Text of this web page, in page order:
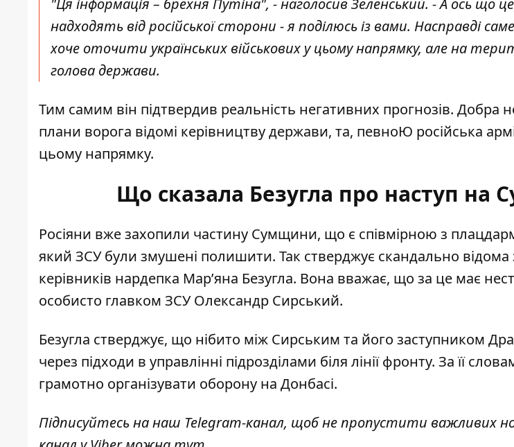
"Ця інформація – брехня Путіна", - наголосив Зеленський. - А ось що
надходять від російської сторони - я поділюсь із вами. Насправді
хоче оточити українських військових у цьому напрямку, але на
голова держави.
Тим самим він підтвердив реальність негативних прогнозів. Добра
плани ворога відомі керівництву держави, та, певноЮ російська
цьому напрямку.
Що сказала Безугла про наступ на
Росіяни вже захопили частину Сумщини, що є співмірною з
який ЗСУ були змушені полишити. Так стверджує скандально відома
керівників нардепка Марʼяна Безугла. Вона вважає, що за це має
особисто главком ЗСУ Олександр Сирський.
Безугла стверджує, що нібито між Сирським та його заступником
через підходи в управлінні підрозділами біля лінії фронту. За її
грамотно організувати оборону на Донбасі.
Підписуйтесь на наш Telegram-канал, щоб не пропустити важливих